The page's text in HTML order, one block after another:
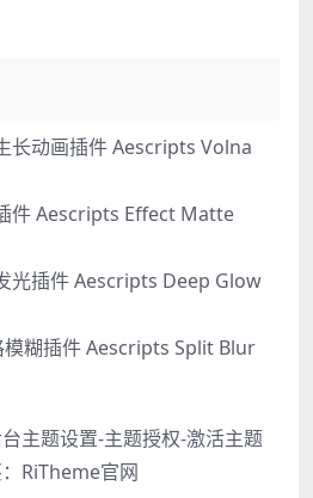
长动画插件 Aescripts Volna
件 Aescripts Effect Matte
光插件 Aescripts Deep Glow
模糊插件 Aescripts Split Blur
主题设置-主题授权-激活主题
RiTheme官网